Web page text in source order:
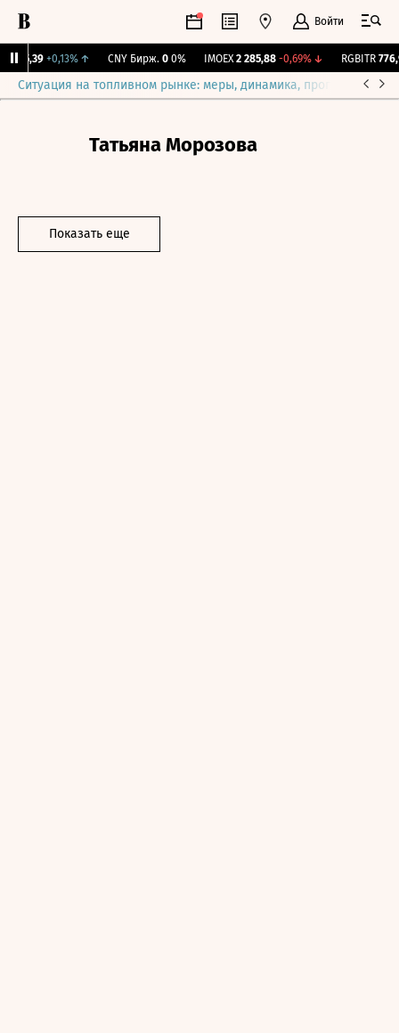
Войти
115,39 +0,13%↑ CNY Бирж. 0 0% IMOEX 2 285,88 -0,69%↓ RGBITR
Ситуация на топливном рынке: меры, динамика, прогнозы
Татьяна Морозова
Показать еще